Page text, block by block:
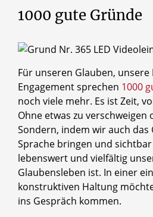
1000 gute Gründe
Für unseren Glauben,
Engagement sprechen 1000
noch viele mehr. Es ist Zeit,
Ohne etwas zu verschweigen
Sondern, indem wir auch das
Sprache bringen und
lebenswert und vielfältig
Glaubensleben ist. In einer
konstruktiven Haltung
ins Gespräch kommen.